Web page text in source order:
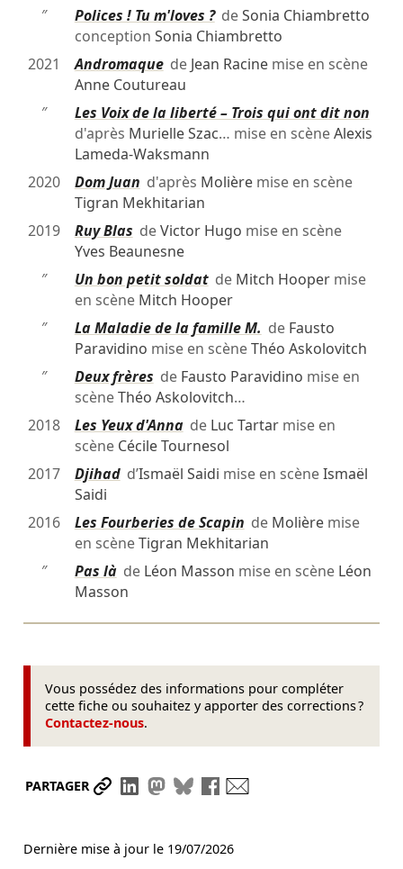
″
Polices ! Tu m'loves ?deSonia Chiambretto
conception Sonia Chiambretto
2021
Andromaquede Jean Racinemise en scène
Anne Coutureau
″
Les Voix de la liberté – Trois qui ont dit non
d'après Murielle Szac… mise en scèneAlexis
Lameda-Waksmann
2020
Dom Juan d'après Molièremise en scène
Tigran Mekhitarian
2019
Ruy Blas deVictor Hugo mise en scène
Yves Beaunesne
″
Un bon petit soldatde Mitch Hoopermise
en scène Mitch Hooper
″
La Maladie de la famille M. de Fausto
Paravidino mise en scèneThéo Askolovitch
″
Deux frères de Fausto Paravidino mise en
scèneThéo Askolovitch…
2018
Les Yeux d'Annade Luc Tartarmise en
scène Cécile Tournesol
2017
Djihadd’Ismaël Saidi mise en scèneIsmaël
Saidi
2016
Les Fourberies de Scapin de Molièremise
en scèneTigran Mekhitarian
″
Pas làde Léon Masson mise en scène Léon
Masson
Vous possédez des informations pour compléter
cette fiche ou souhaitez y apporter des corrections ?
Contactez-nous.
PARTAGER Partager le lien
Partager sur LinkedIn
Partager sur Mastodon
Partager sur Bluesky
Partager sur Facebook
Dernière mise à jour le 19/07/2026